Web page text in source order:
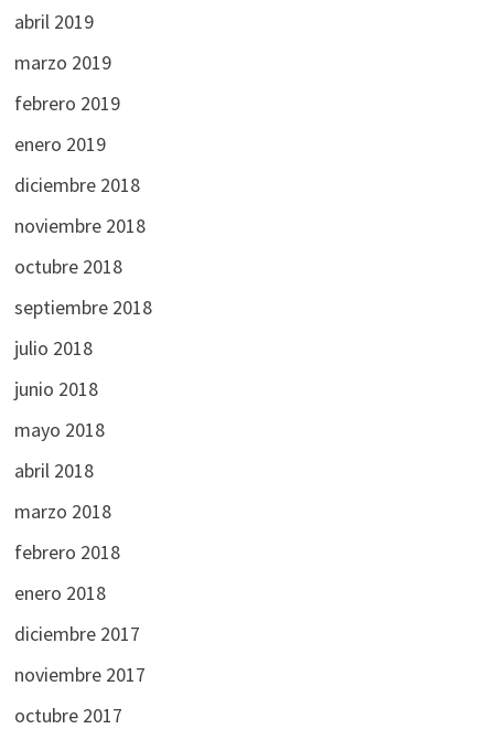
abril 2019
marzo 2019
febrero 2019
enero 2019
diciembre 2018
noviembre 2018
octubre 2018
septiembre 2018
julio 2018
junio 2018
mayo 2018
abril 2018
marzo 2018
febrero 2018
enero 2018
diciembre 2017
noviembre 2017
octubre 2017